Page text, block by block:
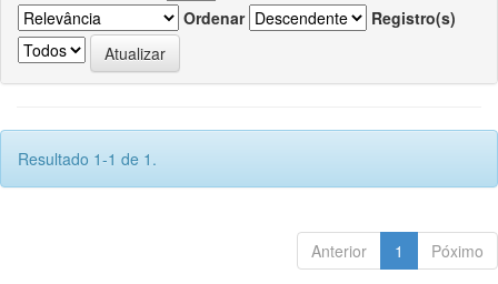
Ordenar
Registro(s)
Resultado 1-1 de 1.
Anterior 1 Póximo